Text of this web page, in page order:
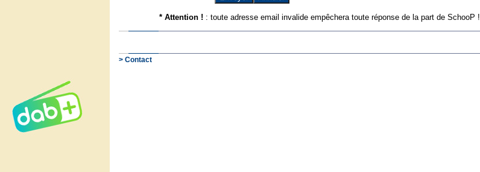
* Attention ! : toute adresse email invalide empêchera toute réponse de la part de SchooP !
> Contact